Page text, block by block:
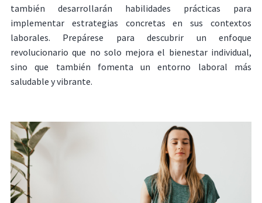
también desarrollarán habilidades prácticas para
implementar estrategias concretas en sus contextos
laborales. Prepárese para descubrir un enfoque
revolucionario que no solo mejora el bienestar individual,
sino que también fomenta un entorno laboral más
saludable y vibrante.